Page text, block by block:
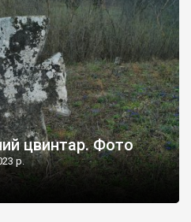
цвинтар. Фото
р.